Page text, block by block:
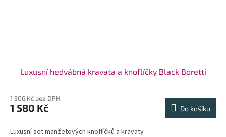
Luxusní hedvábná kravata a knoflíčky Black Boretti
1 306 Kč bez DPH
1 580 Kč Do košíku
Luxusní set manžetových knoflíčků a kravaty